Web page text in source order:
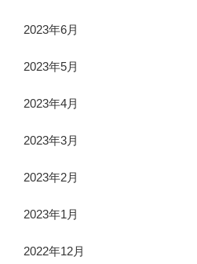
2023年6月
2023年5月
2023年4月
2023年3月
2023年2月
2023年1月
2022年12月